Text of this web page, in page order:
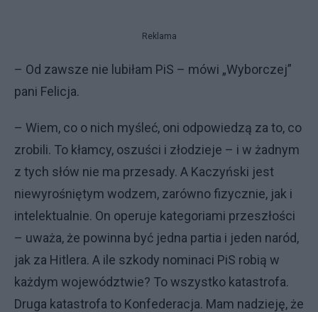
Reklama
– Od zawsze nie lubiłam PiS – mówi „Wyborczej”
pani Felicja.
– Wiem, co o nich myśleć, oni odpowiedzą za to, co
zrobili. To kłamcy, oszuści i złodzieje – i w żadnym
z tych słów nie ma przesady. A Kaczyński jest
niewyrośniętym wodzem, zarówno fizycznie, jak i
intelektualnie. On operuje kategoriami przeszłości
– uważa, że powinna być jedna partia i jeden naród,
jak za Hitlera. A ile szkody nominaci PiS robią w
każdym województwie? To wszystko katastrofa.
Druga katastrofa to Konfederacja. Mam nadzieję, że